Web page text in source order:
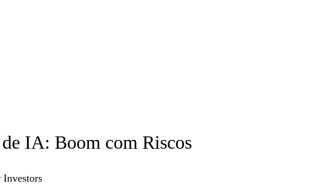
IA: Boom com Riscos